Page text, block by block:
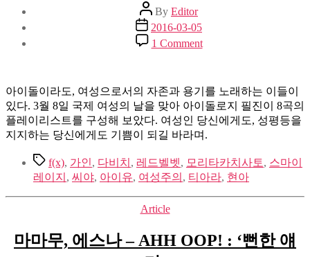
Post
author
By Editor
Post
date
2016-03-05
1 Commenton
Play
아
이
돌
걸
워!
아이돌이라도, 여성으로서의 자존과 용기를 노래하는 이들이
있다. 3월 8일 국제 여성의 날을 맞아 아이돌로지 필진이 8곡의
플레이리스트를 구성해 보았다. 여성인 당신에게도, 성평등을
지지하는 당신에게도 기쁨이 되길 바라며.
Tagsf(x), 가인, 다비치 , 레드벨벳, 모리타카치사토, 스마이
레이지 , 씨야, 아이유, 여성주의 , 티아라, 현아
Categories
Article
마마무, 에스나 – AHH OOP! : ‘뻔한 얘